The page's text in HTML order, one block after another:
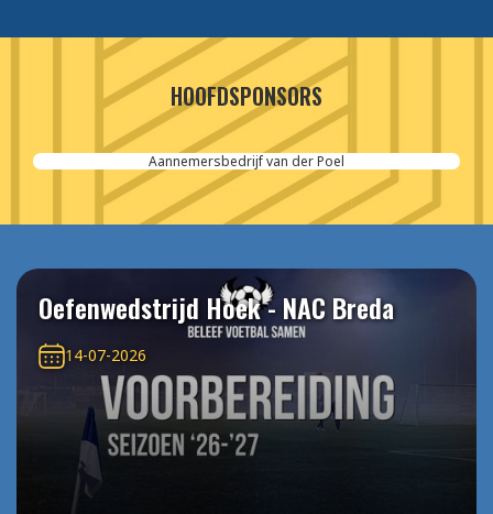
HOOFDSPONSORS
Aannemersbedrijf van der Poel
Oefenwedstrijd Hoek - NAC Breda
14-07-2026